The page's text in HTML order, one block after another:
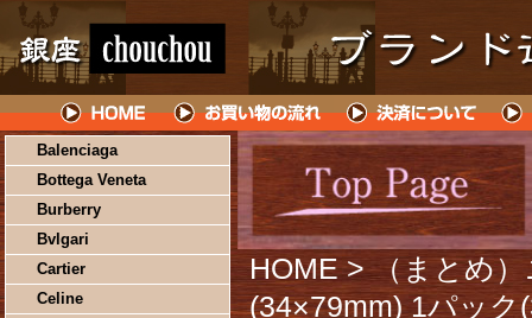
Balenciaga
Bottega Veneta
Burberry
Bvlgari
Cartier
Celine
HOME > （まとめ
(34×79mm) 1パッ